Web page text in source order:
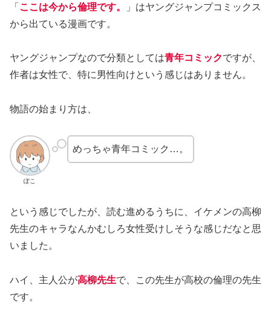
「 ここは今から倫理です。
」はヤングジャンプコミックス
から出ている漫画です。
ヤングジャンプなので分類としては青年コミックですが、
作者は女性で、特に男性向けという感じはありません。
物語の始まり方は、
ぽこ
めっちゃ青年コミック…。
という感じでしたが、読む進めるうちに、イケメンの高柳
先生のキャラなんかむしろ女性受けしそうな感じだなと思
いました。
ハイ、主人公が高柳先生で、この先生が高校の倫理の先生
です。